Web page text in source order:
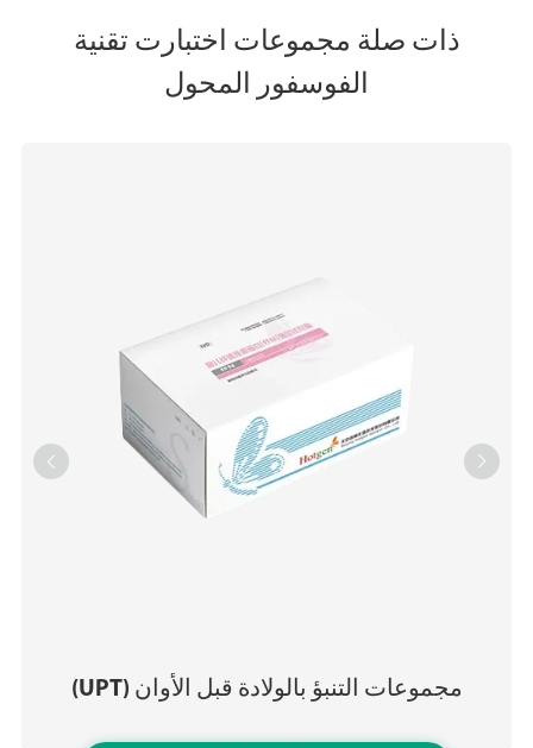
ذات صلة مجموعات اختبارت تقنية
الفوسفور المحول
مجموعات التنبؤ بالولادة قبل الأوان (UPT)
 